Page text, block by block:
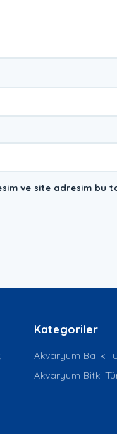
ve site adresim bu
Kategoriler
Akvaryum Balık
Akvaryum Bitki